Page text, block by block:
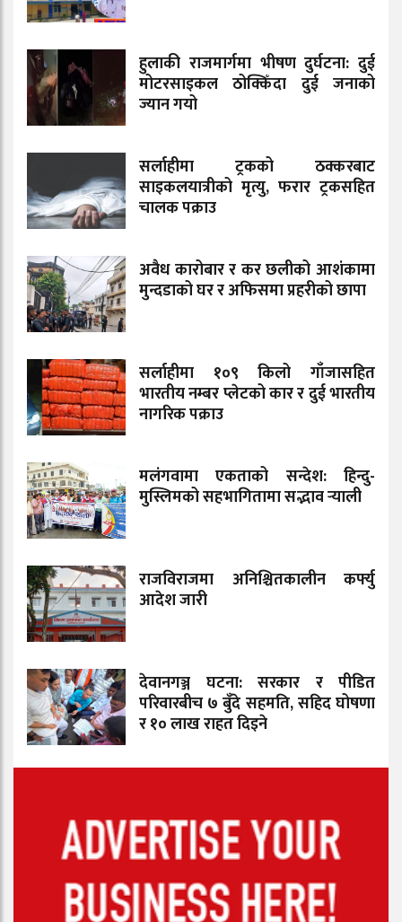
हुलाकी राजमार्गमा भीषण दुर्घटना: दुई
मोटरसाइकल ठोक्किँदा दुई जनाको
ज्यान गयो
सर्लाहीमा ट्रकको ठक्करबाट
साइकलयात्रीको मृत्यु, फरार ट्रकसहित
चालक पक्राउ
अवैध कारोबार र कर छलीको आशंकामा
मुन्दडाको घर र अफिसमा प्रहरीको छापा
सर्लाहीमा १०९ किलो गाँजासहित
भारतीय नम्बर प्लेटको कार र दुई भारतीय
नागरिक पक्राउ
मलंगवामा एकताको सन्देश: हिन्दु-
मुस्लिमको सहभागितामा सद्भाव र्‍याली
राजविराजमा अनिश्चितकालीन कर्फ्यु
आदेश जारी
देवानगञ्ज घटना: सरकार र पीडित
परिवारबीच ७ बुँदे सहमति, सहिद घोषणा
र १० लाख राहत दिइने